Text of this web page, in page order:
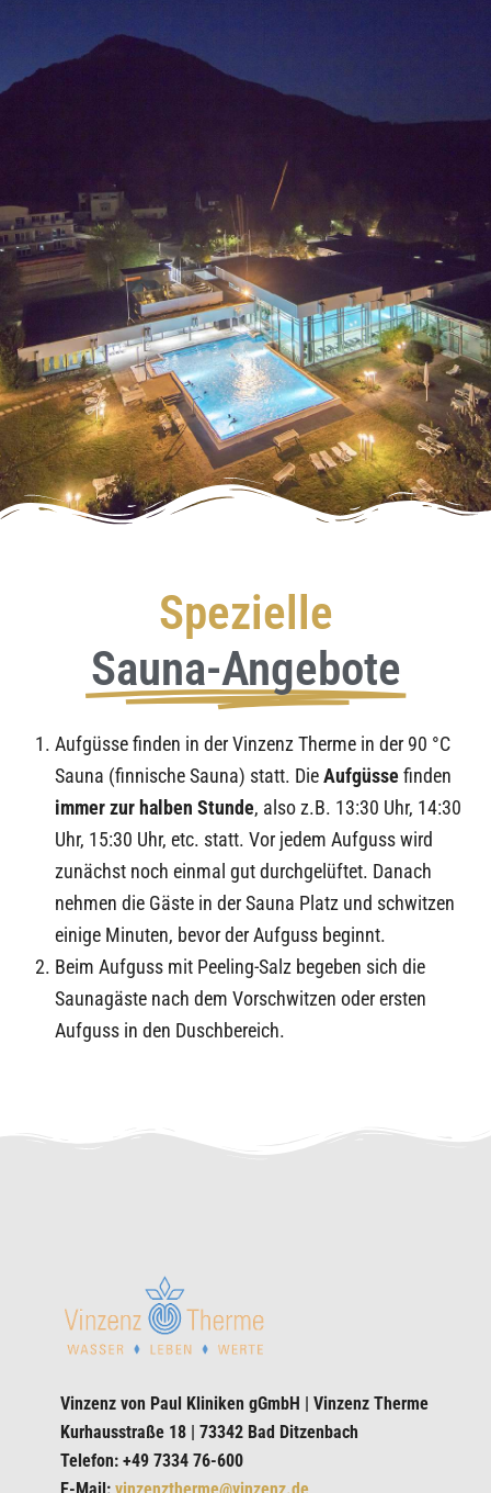
Spezielle
Sauna-Angebote
Aufgüsse finden in der Vinzenz Therme in der 90 °C
Sauna (finnische Sauna) statt. DieAufgüsse finden
immer zur halben Stunde, also z.B. 13:30 Uhr, 14:30
Uhr, 15:30 Uhr, etc. statt. Vor jedem Aufguss wird
zunächst noch einmal gut durchgelüftet. Danach
nehmen die Gäste in der Sauna Platz und schwitzen
einige Minuten, bevor der Aufguss beginnt.
Beim Aufguss mit Peeling-Salz begeben sich die
Saunagäste nach dem Vorschwitzen oder ersten
Aufguss in den Duschbereich.
Vinzenz von Paul Kliniken gGmbH | Vinzenz Therme
Kurhausstraße 18 | 73342 Bad Ditzenbach
Telefon: +49 7334 76-600
E-Mail: vinzenztherme@vinzenz.de